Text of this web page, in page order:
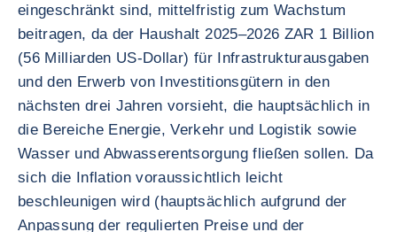
eingeschränkt sind, mittelfristig zum Wachstum
beitragen, da der Haushalt 2025–2026 ZAR 1 Billion
(56 Milliarden US-Dollar) für Infrastrukturausgaben
und den Erwerb von Investitionsgütern in den
nächsten drei Jahren vorsieht, die hauptsächlich in
die Bereiche Energie, Verkehr und Logistik sowie
Wasser und Abwasserentsorgung fließen sollen. Da
sich die Inflation voraussichtlich leicht
beschleunigen wird (hauptsächlich aufgrund der
Anpassung der regulierten Preise und der